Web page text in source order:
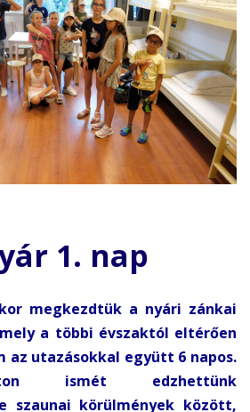
1. nap
megkezdtük a nyári zánkai
a többi évszaktól eltérően
az utazásokkal együtt 6 napos.
ismét edzhettünk
szaunai körülmények között,